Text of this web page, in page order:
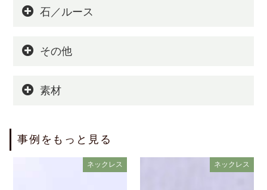
石／ルース
その他
素材
事例をもっと見る
ネックレス ネックレス